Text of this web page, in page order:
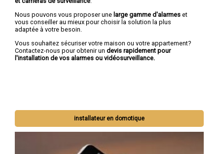
Nous pouvons vous proposer une large gamme d'alarmes et
vous conseiller au mieux pour choisir la solution la plus
adaptée à votre besoin.
Vous souhaitez sécuriser votre maison ou votre appartement?
Contactez-nous pour obtenir un devis rapidement pour
l'installation de vos alarmes ou vidéosurveillance.
installateur en domotique